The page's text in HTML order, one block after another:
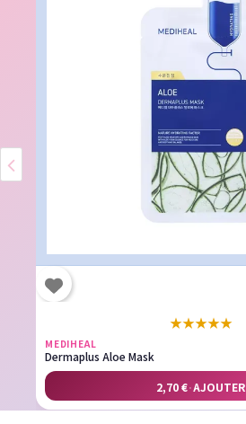
★★★★★
MEDIHEAL
Dermaplus Aloe Mask
2,70 €·AJOUTER